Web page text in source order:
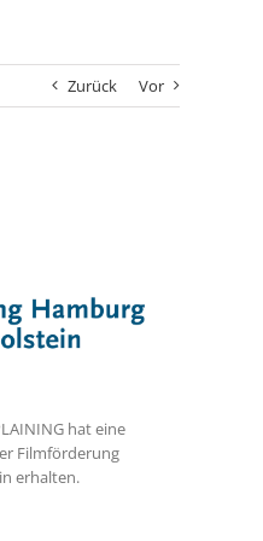
Zurück Vor
hat eine
Filmförderung
erhalten.